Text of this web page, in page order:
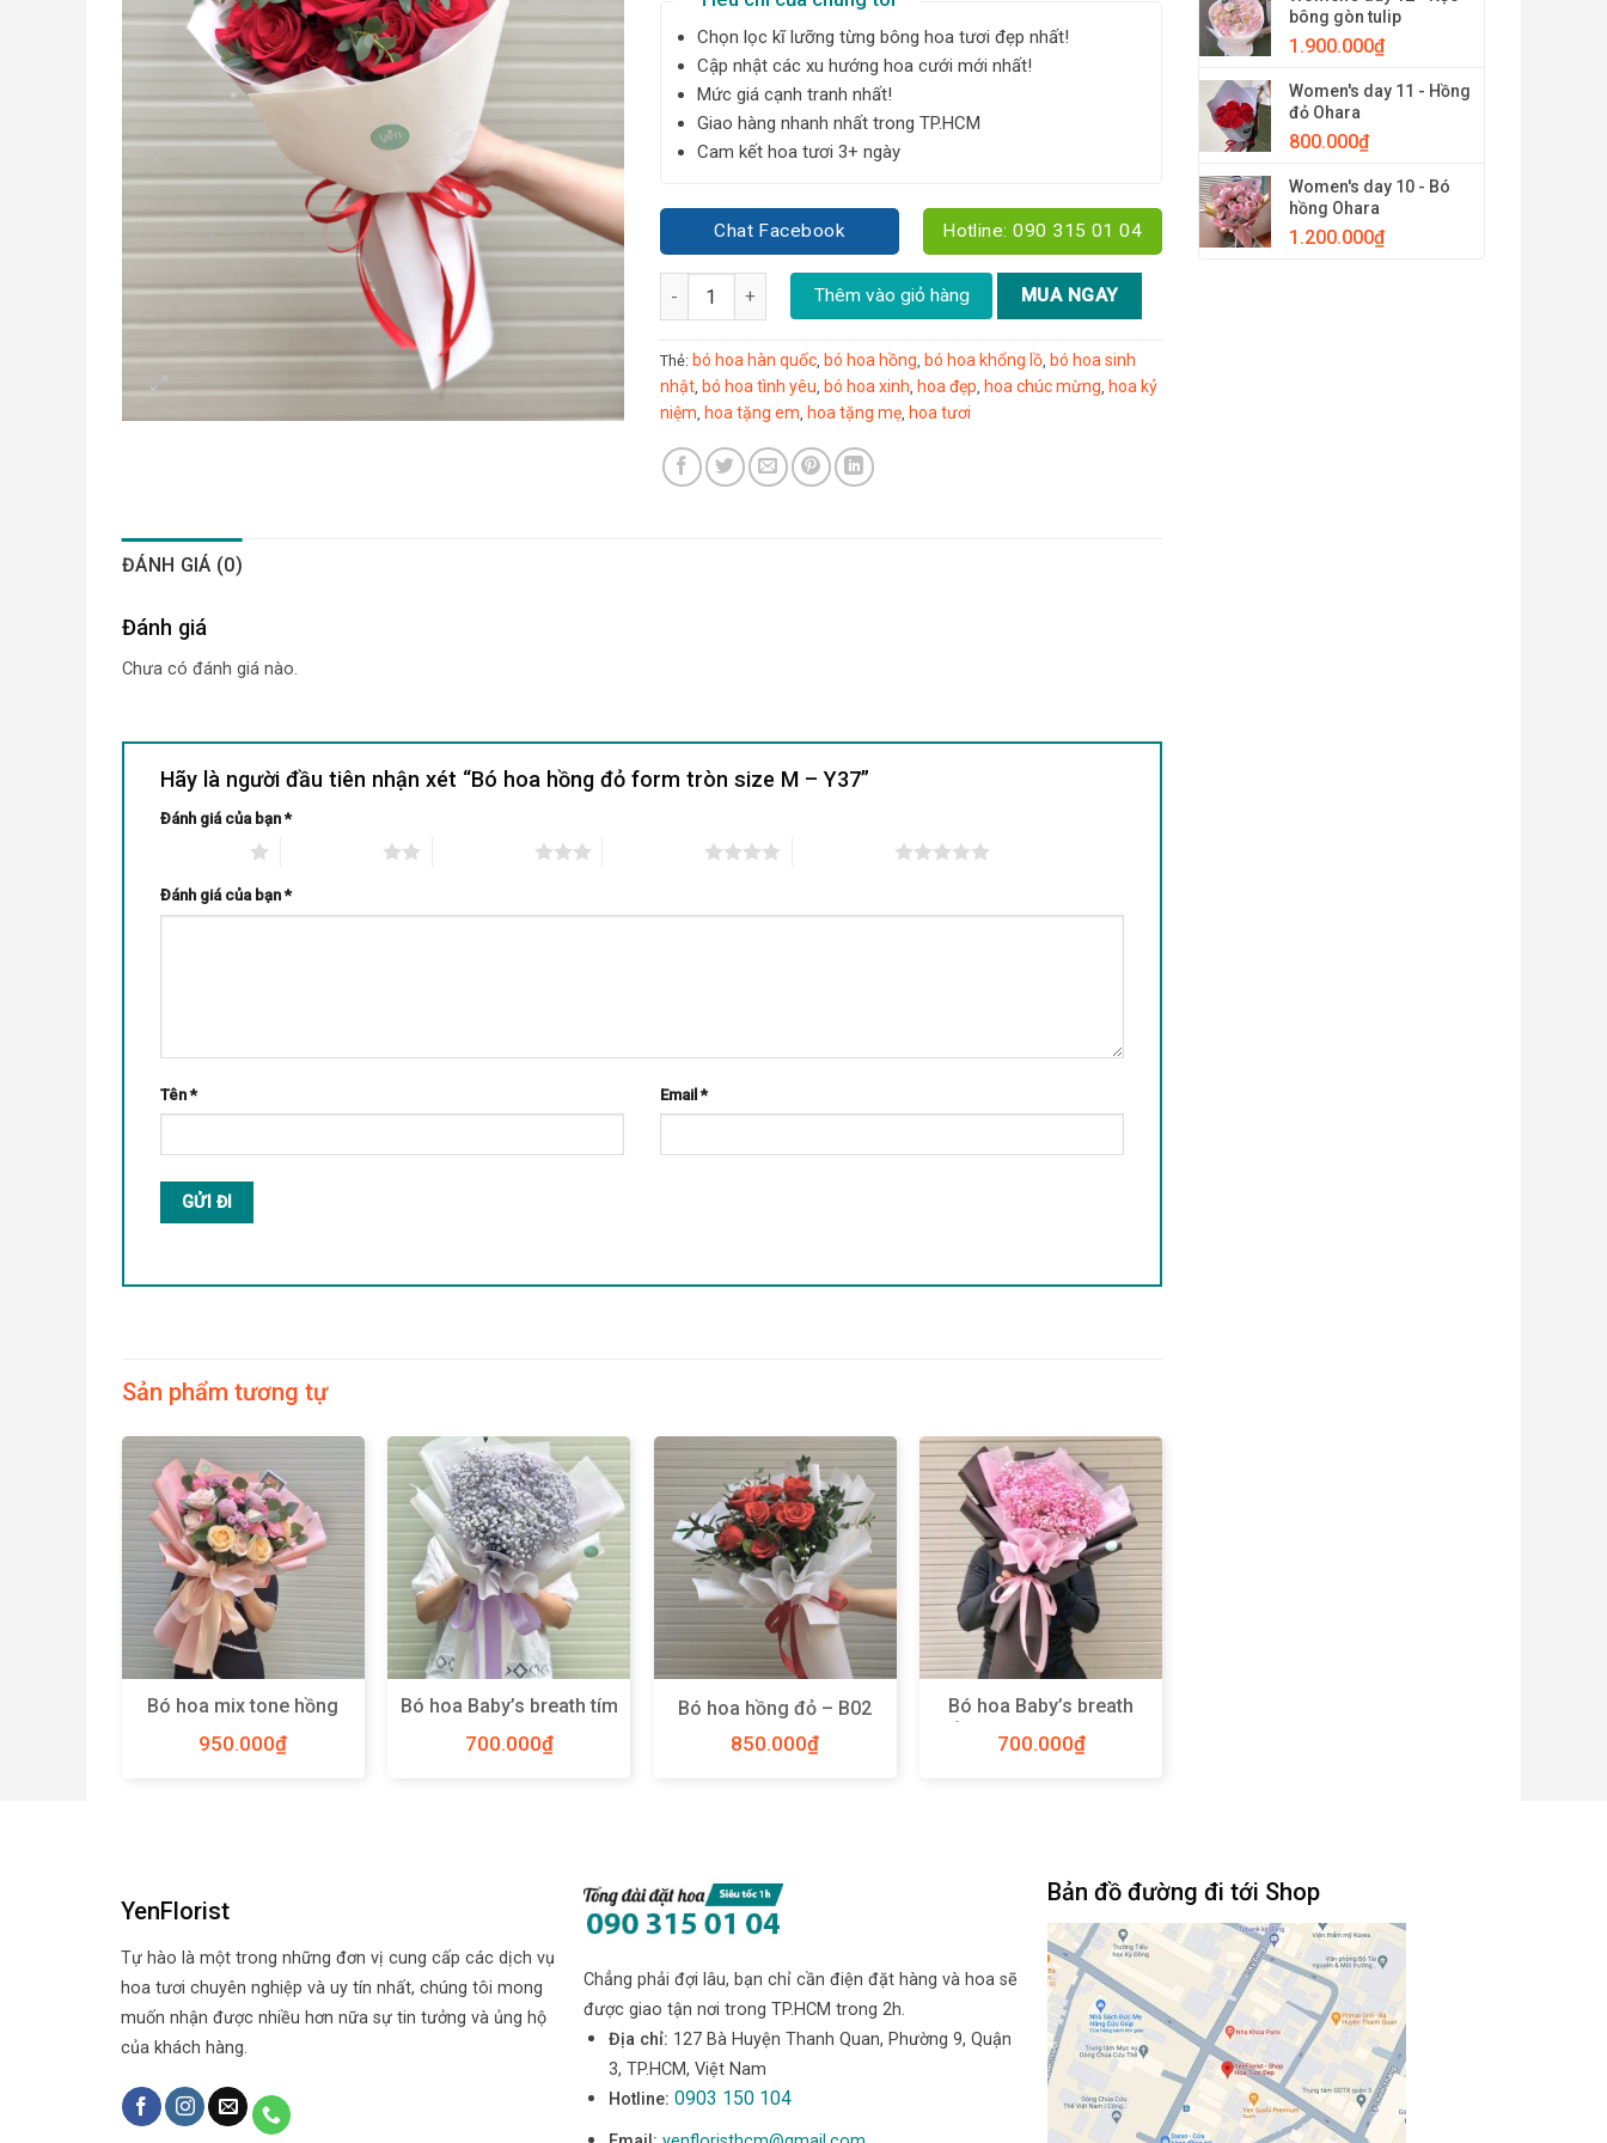
bông gòn tulip
1.900.000₫
Women's day 11 - Hồng
đỏ Ohara
800.000₫
Women's day 10 - Bó
hồng Ohara
1.200.000₫
Chọn lọc kĩ lưỡng từng bông hoa tươi đẹp nhất!
Cập nhật các xu hướng hoa cưới mới nhất!
Mức giá cạnh tranh nhất!
Giao hàng nhanh nhất trong TP.HCM
Cam kết hoa tươi 3+ ngày
Chat Facebook Hotline: 090 315 01 04
Bó hoa hồng đỏ form tròn size M - Y37 số lượng
Thêm vào giỏ hàng MUA NGAY
Thẻ: bó hoa hàn quốc, bó hoa hồng, bó hoa khổng lồ, bó hoa sinh
nhật, bó hoa tình yêu, bó hoa xinh, hoa đẹp, hoa chúc mừng, hoa kỷ
niệm, hoa tặng em, hoa tặng mẹ, hoa tươi
ĐÁNH GIÁ (0)
Đánh giá
Chưa có đánh giá nào.
Hãy là người đầu tiên nhận xét “Bó hoa hồng đỏ form tròn size M – Y37”
Đánh giá của bạn*
Đánh giá của bạn*
Tên* Email*
Sản phẩm tương tự
Bó hoa mix tone hồng
size M – Y28
950.000₫
Bó hoa Baby’s breath tím
Hà Lan size M – Y55
700.000₫
Bó hoa hồng đỏ – B02
850.000₫
Bó hoa Baby’s breath
hồng Hà Lan size M –
Y52
700.000₫
YenFlorist
Tự hào là một trong những đơn vị cung cấp các dịch vụ
hoa tươi chuyên nghiệp và uy tín nhất, chúng tôi mong
muốn nhận được nhiều hơn nữa sự tin tưởng và ủng hộ
của khách hàng.
Chẳng phải đợi lâu, bạn chỉ cần điện đặt hàng và hoa sẽ
được giao tận nơi trong TP.HCM trong 2h.
Địa chỉ: 127 Bà Huyện Thanh Quan, Phường 9, Quận
3, TP.HCM, Việt Nam
Hotline: 0903 150 104
Bản đồ đường đi tới Shop